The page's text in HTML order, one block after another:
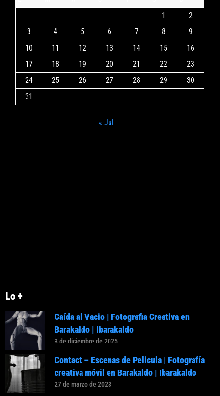
1
2
3
4 5 6 7 8
9
10
11 12 13 14 15
16
17
18 19 20 21 22
23
24
25 26 27 28 29
30
31
« Jul
Lo +
Caída al Vacio | Fotografia Creativa en
Barakaldo | Ibarakaldo
3 de diciembre de 2025
Contact – Escenas de Pelicula | Fotografía
creativa móvil en Barakaldo | Ibarakaldo
27 de marzo de 2023